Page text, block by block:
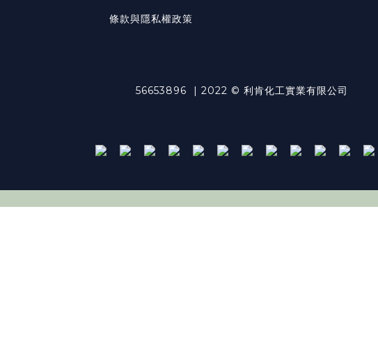
條款與隱私權政策
56653896 | 2022 © 利肯化工實業有限公司